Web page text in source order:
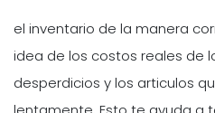
el inventario de la manera
idea de los costos reales de
desperdicios y los articulos